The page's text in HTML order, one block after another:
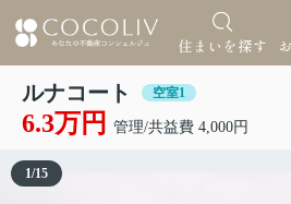
ルナコート 空室1
6.3万円 管理/共益費 4,000円
1/15